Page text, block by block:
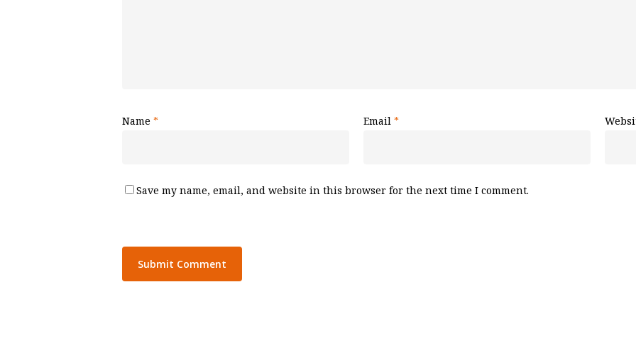
Name * Email *
Save my name, email, and website in this browser for the next time I comment.